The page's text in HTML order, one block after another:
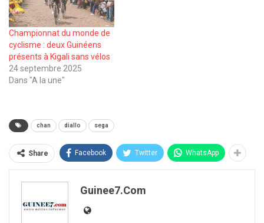
Championnat du monde de
cyclisme : deux Guinéens
présents à Kigali sans vélos
24 septembre 2025
Dans "A la une"
chan diallo sega
Share Facebook Twitter WhatsApp
Guinee7.com